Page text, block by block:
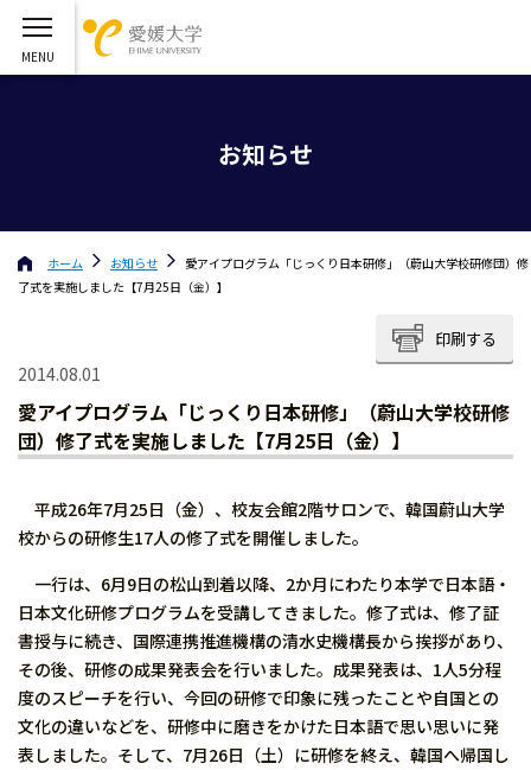
お知らせ
ホーム お知らせ
愛アイプログラム「じっくり日本研修」（蔚山大学校研修団）修
了式を実施しました【7月25日（金）】
印刷する
2014.08.01
愛アイプログラム「じっくり日本研修」（蔚山大学校研修
団）修了式を実施しました【7月25日（金）】
平成26年7月25日（金）、校友会館2階サロンで、韓国蔚山大学
校からの研修生17人の修了式を開催しました。
一行は、6月9日の松山到着以降、2か月にわたり本学で日本語・
日本文化研修プログラムを受講してきました。修了式は、修了証
書授与に続き、国際連携推進機構の清水史機構長から挨拶があり、
その後、研修の成果発表会を行いました。成果発表は、1人5分程
度のスピーチを行い、今回の研修で印象に残ったことや自国との
文化の違いなどを、研修中に磨きをかけた日本語で思い思いに発
表しました。そして、7月26日（土）に研修を終え、韓国へ帰国し